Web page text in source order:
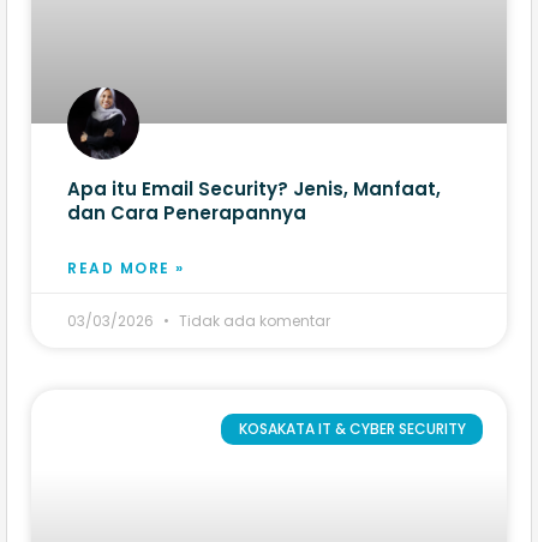
Apa itu Email Security? Jenis, Manfaat,
dan Cara Penerapannya
READ MORE »
03/03/2026 Tidak ada komentar
KOSAKATA IT & CYBER SECURITY